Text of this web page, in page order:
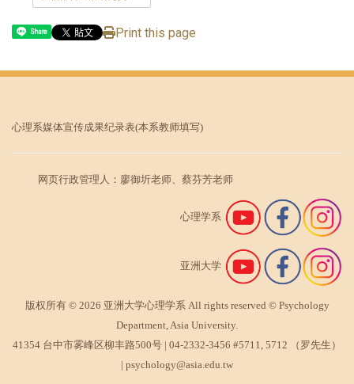
Share Print this page
心理系媒体宣传成果纪录表(本系教师填写)
网页行政管理人：廖御圻老师、蔡芬芳老师
心理学系
亚洲大学
版权所有 © 2026 亚洲大学心理学系 All rights reserved © Psychology
Department, Asia University.
41354 台中市雾峰区柳丰路500号 | 04-2332-3456 #5711, 5712 （罗先生）
| psychology@asia.edu.tw